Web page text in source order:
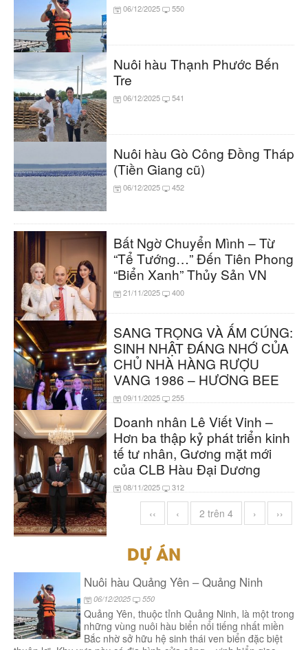
06/12/2025 550
Nuôi hàu Thạnh Phước Bến
Tre
06/12/2025 541
Nuôi hàu Gò Công Đồng Tháp
(Tiền Giang cũ)
06/12/2025 452
Bất Ngờ Chuyển Mình – Từ
“Tể Tướng…” Đến Tiên Phong
“Biển Xanh” Thủy Sản VN
21/11/2025 400
SANG TRỌNG VÀ ẤM CÚNG:
SINH NHẬT ĐÁNG NHỚ CỦA
CHỦ NHÀ HÀNG RƯỢU
VANG 1986 – HƯƠNG BEE
09/11/2025 255
Doanh nhân Lê Viết Vinh –
Hơn ba thập kỷ phát triển kinh
tế tư nhân, Gương mặt mới
của CLB Hàu Đại Dương
08/11/2025 312
‹‹ ‹ 2 trên 4 › ››
DỰ ÁN
Nuôi hàu Quảng Yên – Quảng Ninh
06/12/2025 550
Quảng Yên, thuộc tỉnh Quảng Ninh, là một trong
những vùng nuôi hàu biển nổi tiếng nhất miền
Bắc nhờ sở hữu hệ sinh thái ven biển đặc biệt